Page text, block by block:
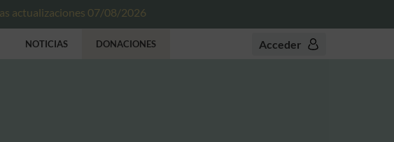
actualizaciones 07/08/2026
NOTICIAS DONACIONES Acceder